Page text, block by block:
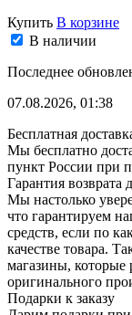
Купить В корзине
В наличии
Последнее
07.08.2026, 01:38
Бесплатная
Мы бесплатно
пункт России при
Гарантия возврата
Мы настолько
что гарантируем
средств, если по
качестве товара.
магазины, которые
оригинального
Подарки к заказу